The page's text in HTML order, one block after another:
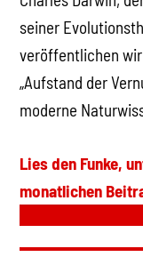
seiner
veröffentlichen
„Aufstand der
moderne
Lies den Funke,
monatlichen